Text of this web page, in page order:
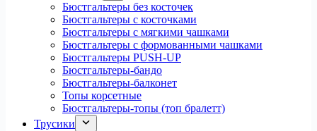
Бюстгальтеры без косточек
Бюстгальтеры с косточками
Бюстгальтеры с мягкими чашками
Бюстгальтеры с формованными чашками
Бюстгальтеры PUSH-UP
Бюстгальтеры-бандо
Бюстгальтеры-балконет
Топы корсетные
Бюстгальтеры-топы (топ бралетт)
Трусики